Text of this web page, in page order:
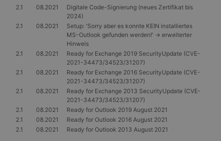
2.1 08.2021
Digitale Code-Signierung (neues Zertifikat bis
2024)
2.1
08.2021
Setup: 'Sorry aber es konnte KEIN installiertes
MS-Outlook gefunden werden!' -> erweiterter
Hinweis
2.1
08.2021
Ready for Exchange 2019 SecurityUpdate (CVE-
2021-34473/34523/31207)
2.1
08.2021
Ready for Exchange 2016 SecurityUpdate (CVE-
2021-34473/34523/31207)
2.1
08.2021
Ready for Exchange 2013 SecurityUpdate (CVE-
2021-34473/34523/31207)
2.1
08.2021
Ready for Outlook 2019 August 2021
2.1
08.2021
Ready for Outlook 2016 August 2021
2.1
08.2021 Ready for Outlook 2013 August 2021